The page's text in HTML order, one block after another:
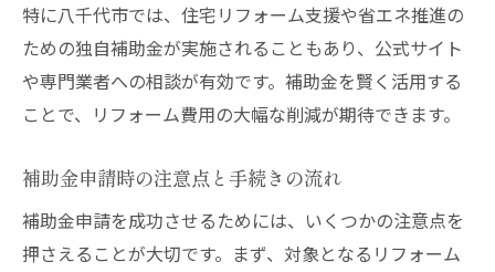
特に八千代市では、住宅リフォーム支援や省エネ推進の
ための独自補助金が実施されることもあり、公式サイト
や専門業者への相談が有効です。補助金を賢く活用する
ことで、リフォーム費用の大幅な削減が期待できます。
補助金申請時の注意点と手続きの流れ
補助金申請を成功させるためには、いくつかの注意点を
押さえることが大切です。まず、対象となるリフォーム